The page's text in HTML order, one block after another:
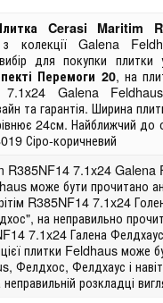
Cerasi Maritim
з колекції Galena
для покупки плитки
Перемоги 20, на
Galena
та гарантія. Ширина
24см. Найближчий до
Сіро-коричневий
R385NF14 7.1x24 Galena
може бути прочитано
R385NF14 7.1x24
на неправильно
7.1x24 Галена Фелдхаус
плитки Feldhaus може
Фелдхос, Фелдхаус і
розкладці